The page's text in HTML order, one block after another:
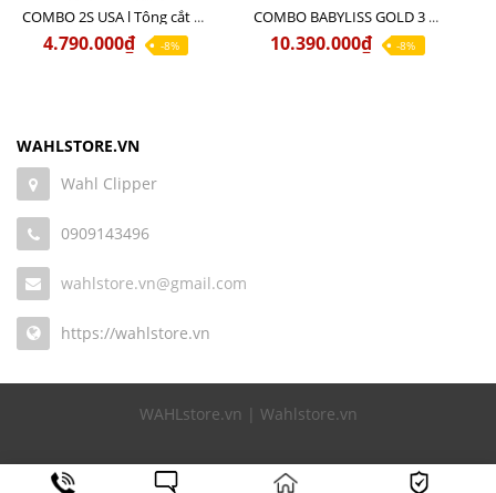
COMBO 2S USA l Tông cắt LEGEND USA CÓ DÂY 220V + Tông pin MAGIC CLIP
4.790.000₫ -8%
COMBO BABYLISS GOLD 3 cao cấp chính hãng
10.390.000₫ -8%
WAHLSTORE.VN
Wahl Clipper
0909143496
wahlstore.vn@gmail.com
https://wahlstore.vn
WAHLstore.vn | Wahlstore.vn